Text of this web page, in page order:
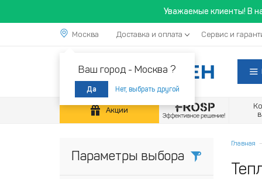
Уважаемые клиенты! В
Москва
Ваш город - Москва ?
Да Нет, выбрать другой
Доставка и оплата Сервис и
Акции
Параметры выбора
Главная